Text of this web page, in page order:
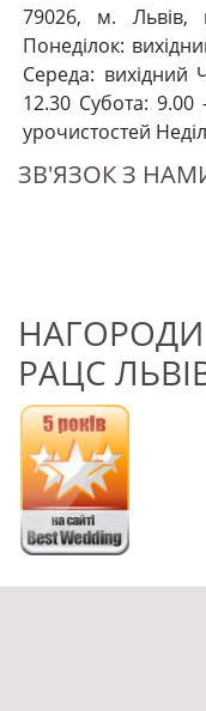
79026, м. Львів,
Понеділок:
Середа: вихідний
12.30 Субота:
урочистостей
ЗВ'ЯЗОК З
РАЦС